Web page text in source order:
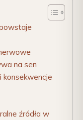
na sen
konsekwencje
źródła w